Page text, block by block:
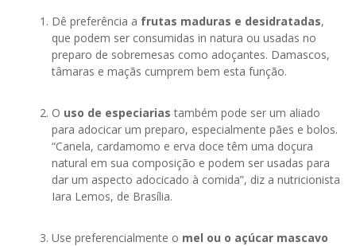
Dê preferência a frutas maduras e desidratadas,
que podem ser consumidas in natura ou usadas no
preparo de sobremesas como adoçantes. Damascos,
tâmaras e maçãs cumprem bem esta função.
O uso de especiarias também pode ser um aliado
para adocicar um preparo, especialmente pães e bolos.
“Canela, cardamomo e erva doce têm uma doçura
natural em sua composição e podem ser usadas para
dar um aspecto adocicado à comida”, diz a nutricionista
Iara Lemos, de Brasília.
Use preferencialmente o mel ou o açúcar mascavo